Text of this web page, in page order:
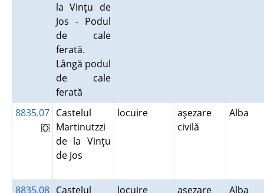
la Vinţu de
Jos - Podul
de cale
ferată.
Lângă podul
de cale
ferată
8835.07 Castelul
Martinutzzi
de la Vinţu
de Jos
locuire
aşezare
civilă
Alba
8835.08 Castelul
locuire
aşezare
Alba